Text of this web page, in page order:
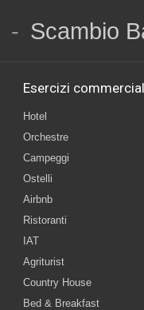
- Scambio
Esercizi
Hotel
Orchestre
Campeggi
Ostelli
Airbnb
Ristoranti
IAT
Agriturist
Country House
Bed & Breakfast